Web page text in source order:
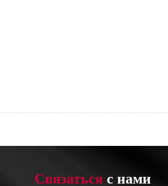
Связатьсяс нами